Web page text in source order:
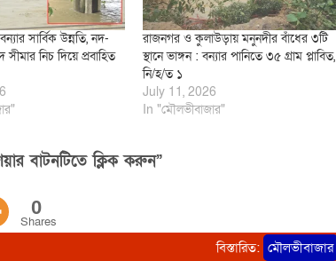
সার্বিক উন্নতি, নদ-
সীমার নিচ দিয়ে প্রবাহিত
রাজনগর ও কুলাউড়ায় মনুনদীর বাঁধের ৩টি
স্থানে ভাঙ্গন : বন্যার পানিতে ৩৫ গ্রাম প্লাবিত,
নি/হ/ত ১
July 11, 2026
In "মৌলভীবাজার"
বাটনটিতে ক্লিক করুন”
0
Shares
বিস্তারিত: মৌলভীবাজার